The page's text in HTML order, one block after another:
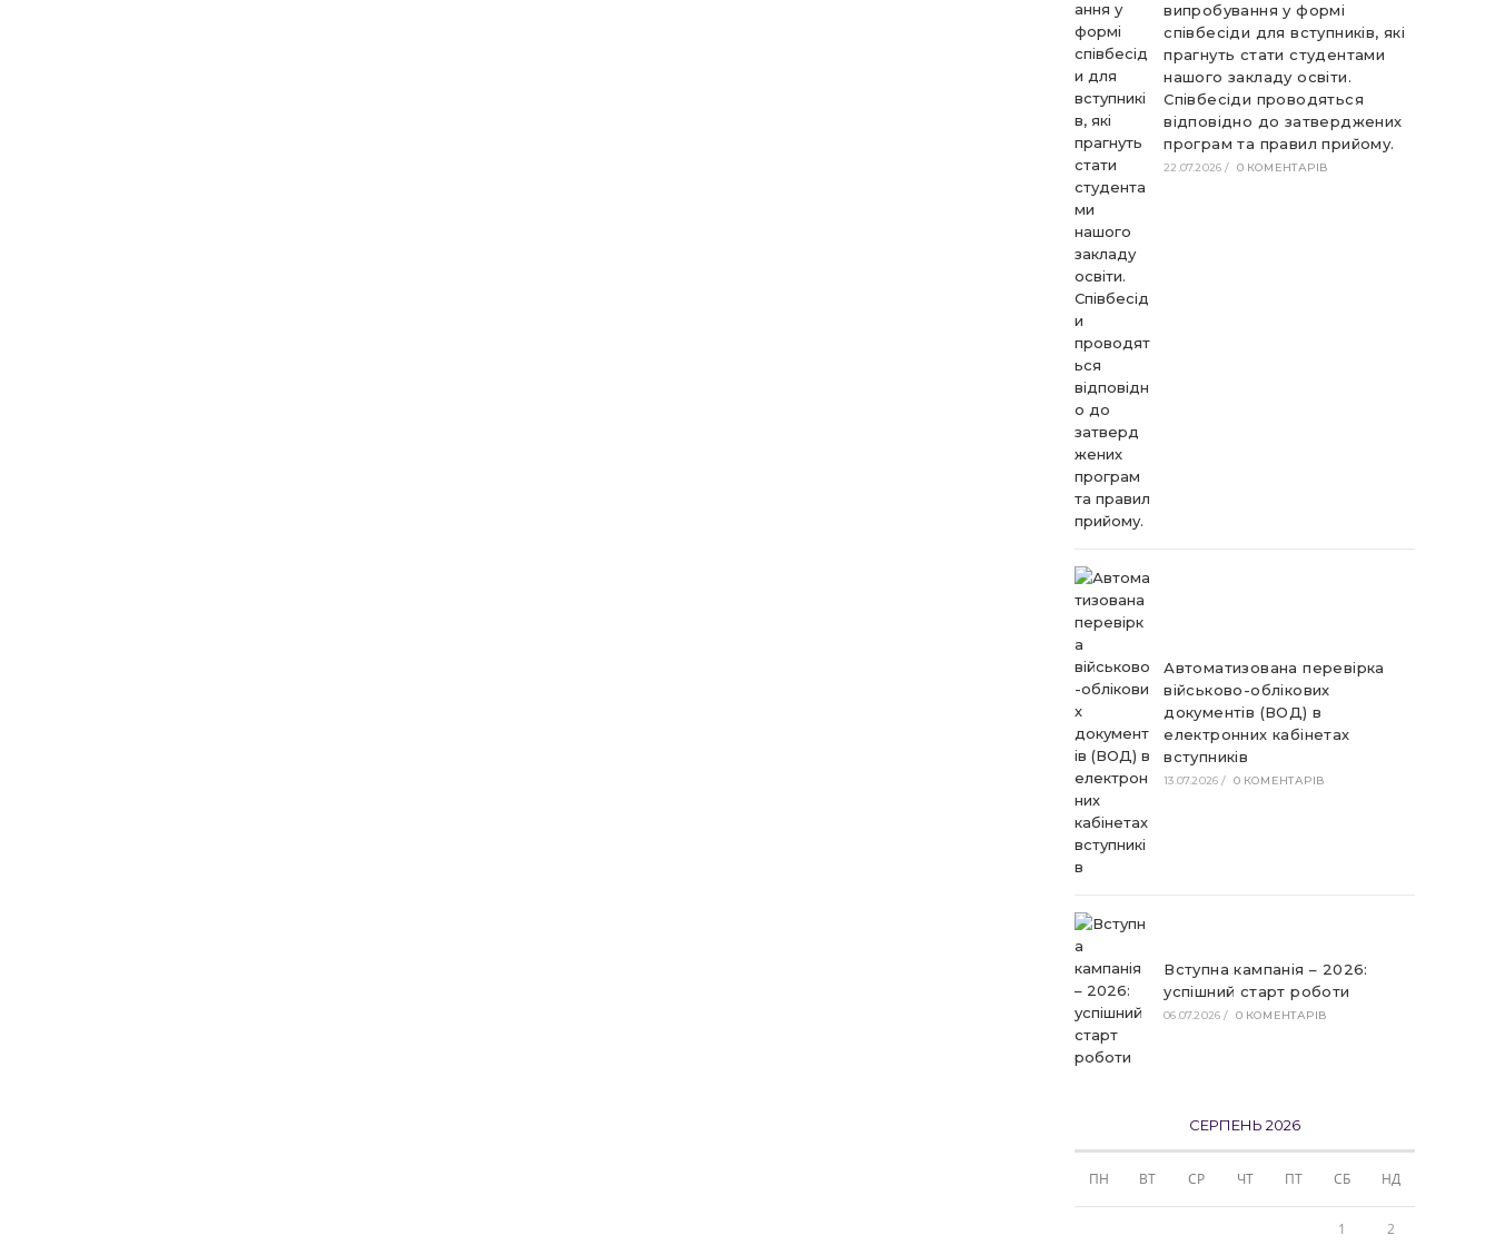
випробування у формі
співбесіди для вступників, які
прагнуть стати студентами
нашого закладу освіти.
Співбесіди проводяться
відповідно до затверджених
програм та правил прийому.
22.07.2026 / 0 КОМЕНТАРІВ
Автоматизована перевірка
військово-облікових
документів (ВОД) в
електронних кабінетах
вступників
13.07.2026 / 0 КОМЕНТАРІВ
Вступна кампанія – 2026:
успішний старт роботи
06.07.2026 / 0 КОМЕНТАРІВ
СЕРПЕНЬ 2026
ПН ВТ СР ЧТ ПТ СБ НД
1 2